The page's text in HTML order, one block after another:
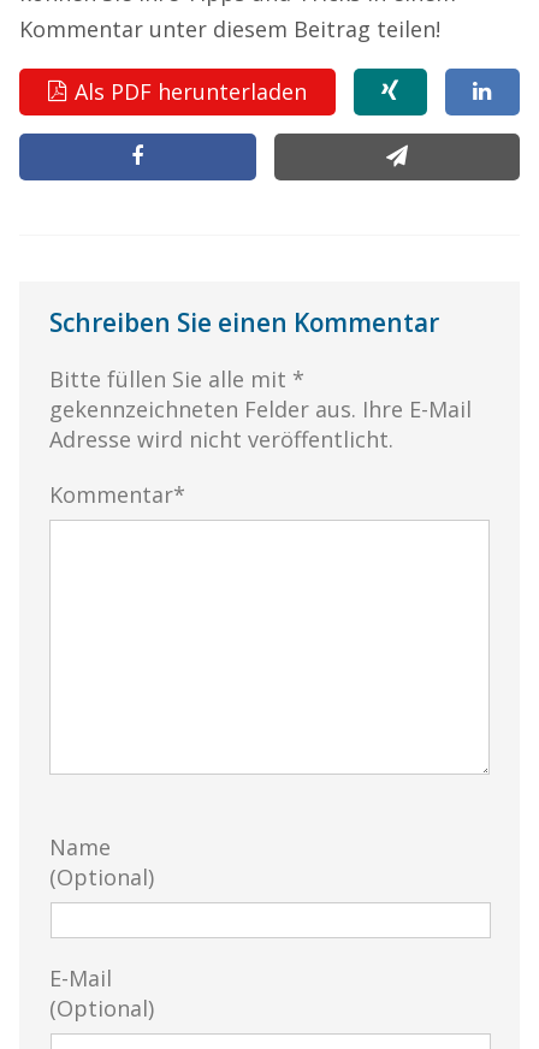
Kommentar unter diesem Beitrag teilen!
Als PDF herunterladen
Schreiben Sie einen Kommentar
Bitte füllen Sie alle mit *
gekennzeichneten Felder aus. Ihre E-Mail
Adresse wird nicht veröffentlicht.
Kommentar*
Name
(Optional)
E-Mail
(Optional)